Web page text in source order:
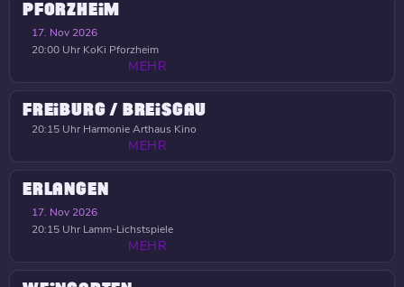
PFORZHEIM
17. Nov 2026
20:00 Uhr KoKi Pforzheim
MEHR
FREIBURG / BREISGAU
20:15 Uhr Harmonie Arthaus Kino
MEHR
ERLANGEN
17. Nov 2026
20:15 Uhr Lamm-Lichstspiele
MEHR